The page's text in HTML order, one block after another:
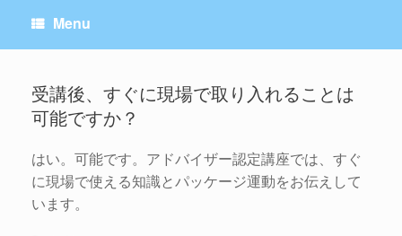
Menu
受講後、すぐに現場で取り入れることは
可能ですか？
はい。可能です。アドバイザー認定講座では、すぐ
に現場で使える知識とパッケージ運動をお伝えして
います。
Post navigation